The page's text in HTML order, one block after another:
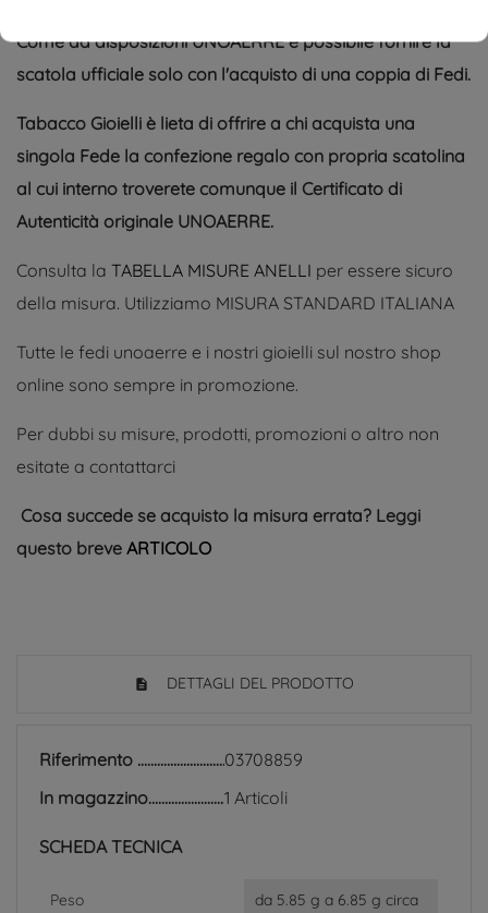
Come da disposizioni UNOAERRE è possibile fornire la
scatola ufficiale solo con l'acquisto di una coppia di Fedi.
Tabacco Gioielli è lieta di offrire a chi acquista una
singola Fede la confezione regalo con propria scatolina
al cui interno troverete comunque il Certificato di
Autenticità originale UNOAERRE.
Consulta la TABELLA MISURE ANELLI per essere sicuro
della misura. Utilizziamo MISURA STANDARD ITALIANA
Tutte le fedi unoaerre e i nostri gioielli sul nostro shop
online sono sempre in promozione.
Per dubbi su misure, prodotti, promozioni o altro non
esitate a contattarci
Cosa succede se acquisto la misura errata? Leggi
questo breve ARTICOLO
DETTAGLI DEL PRODOTTO
Riferimento
03708859
In magazzino
1 Articoli
SCHEDA TECNICA
Peso da 5.85 g a 6.85 g circa